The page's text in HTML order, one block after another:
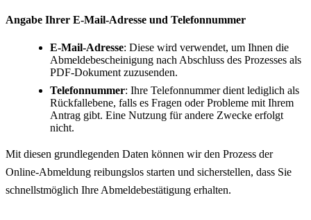
Angabe Ihrer E-Mail-Adresse und Telefonnummer
E-Mail-Adresse: Diese wird verwendet, um Ihnen die
Abmeldebescheinigung nach Abschluss des Prozesses als
PDF-Dokument zuzusenden.
Telefonnummer: Ihre Telefonnummer dient lediglich als
Rückfallebene, falls es Fragen oder Probleme mit Ihrem
Antrag gibt. Eine Nutzung für andere Zwecke erfolgt
nicht.
Mit diesen grundlegenden Daten können wir den Prozess der
Online-Abmeldung reibungslos starten und sicherstellen, dass Sie
schnellstmöglich Ihre Abmeldebestätigung erhalten.